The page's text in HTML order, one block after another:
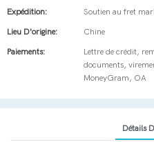
Expédition: Soutien au fret
Lieu D'origine: Chine
Paiements:
Lettre de crédit,
documents,
MoneyGram, OA
Détails